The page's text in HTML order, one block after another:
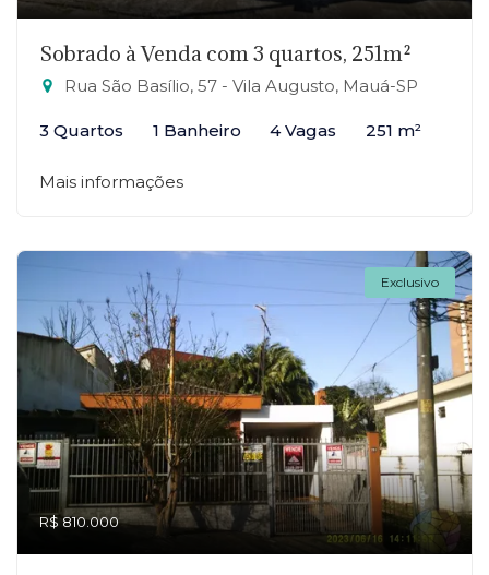
Sobrado à Venda com 3 quartos, 251m²
Rua São Basílio, 57 - Vila Augusto, Mauá-SP
3 Quartos 1 Banheiro 4 Vagas 251 m²
Mais informações
Exclusivo
R$ 810.000